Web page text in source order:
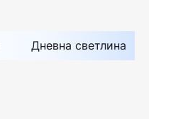
Дневна светлина